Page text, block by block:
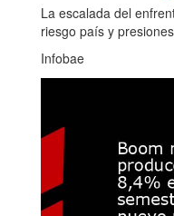
La escalada del
riesgo país y
Infobae